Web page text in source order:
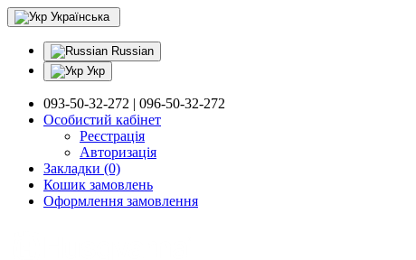
Українська
Russian
Укр
093-50-32-272 | 096-50-32-272
Особистий кабінет
Реєстрація
Авторизація
Закладки (0)
Кошик замовлень
Оформлення замовлення